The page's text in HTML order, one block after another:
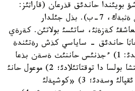
جئلداي شؤ بويئندا حاندئق قذرعان (قاراثئز:
ةلةؤ ذلئ م. كورسةتئلگةن ةثبةك، 7-ب). بذل جئلدار
كةزةثئ، ساتئسئ بولاتئن. كةرةي
حاندئق - ساياسي كذش رةتئندة
بئرنةشة مئندةتتئ ورئندايدئ: 1) ءجذنئس حاننئث ةسةن بذعا
حاننئث تاعئنا تالاسئ ؤاقئتشا بولسا دا توقتاتئلادئ؛ 2) موعول حانئ
ةسةنبذعانئث ءوز ةلئندة ئقپالئ وسةدئ؛ 3) «كوشپةلئ